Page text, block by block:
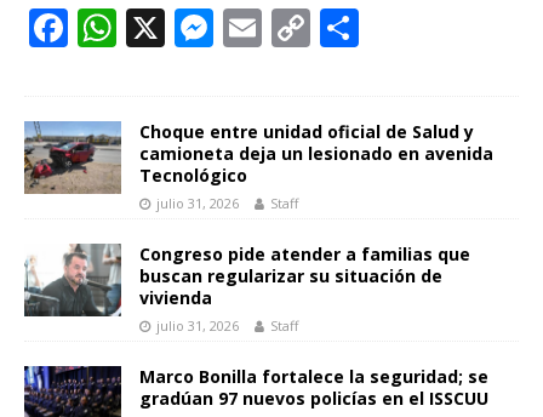
F
b
o
k
W
s
A
p
p
X M
e
n
g
er
E
l
C
y
k
p
r
Choque entre unidad oficial de Salud y
camioneta deja un lesionado en avenida
Tecnológico
julio 31, 2026 Staff
Congreso pide atender a familias que
buscan regularizar su situación de
vivienda
julio 31, 2026 Staff
Marco Bonilla fortalece la seguridad; se
gradúan 97 nuevos policías en el ISSCUU